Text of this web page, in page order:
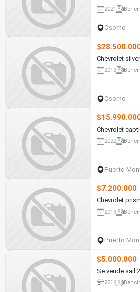
2021
Osorno
Chevrolet
2019
Osorno
Chevrolet
2022
Puerto
$7.200.000
Chevrolet
2019
Puerto
$5.000.000
Se vende sail
2016